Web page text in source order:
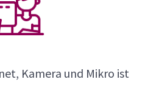
Kamera und Mikro ist